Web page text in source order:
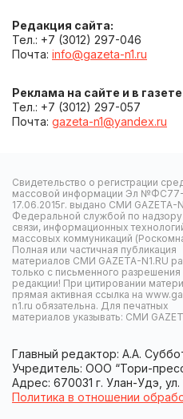
Редакция сайта:
Тел.: +7 (3012) 297-046
Почта: info@gazeta-n1.ru
Реклама на сайте и в
Тел.: +7 (3012) 297-057
Почта: gazeta-n1@yandex.ru
Свидетельство о регистрации
массовой информации Эл №ФС77-
17.06.2015г. выдано СМИ GAZETA-
Федеральной службой по
связи, информационных
массовых коммуникаций
Полная или частичная публикация
материалов СМИ GAZETA-N1.RU
только с письменного разрешения
редакции! При цитировании
прямая активная ссылка на
n1.ru обязательна. Для печатных
материалов указывать: СМИ
Главный редактор: А.А.
Учредитель: ООО “Тори-
Адрес: 670031 г. Улан-Удэ,
Политика в отношении